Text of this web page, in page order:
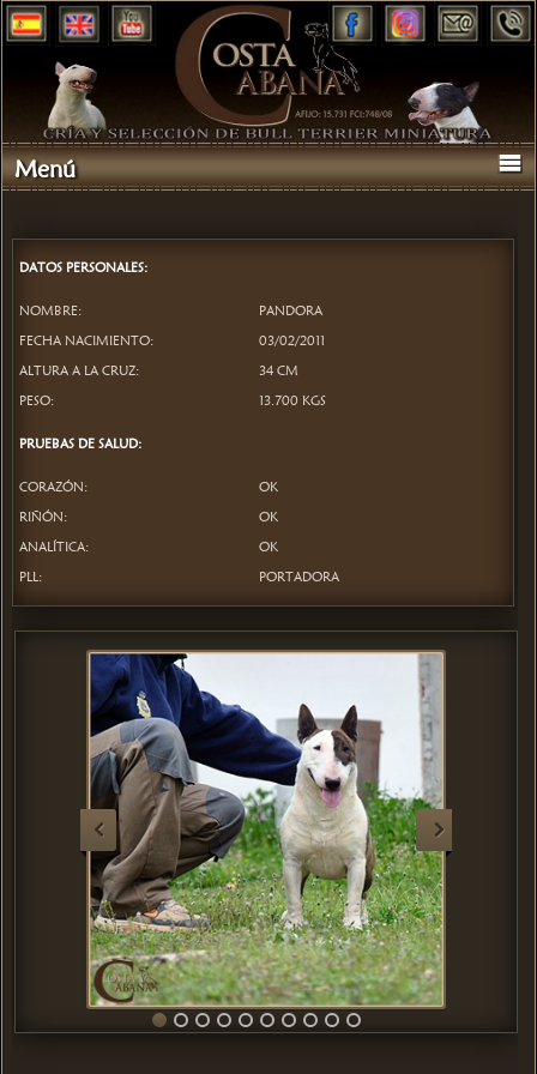
Menú
DATOS PERSONALES:
NOMBRE:
FECHA NACIMIENTO:
ALTURA A LA CRUZ:
PESO:
PRUEBAS DE SALUD:
CORAZÓN:
RIÑÓN:
ANALÍTICA:
PLL:
PANDORA
03/02/2011
34 CM
13.700 KGS
OK
OK
OK
PORTADORA